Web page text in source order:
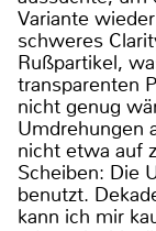
Variante
schweres
Rußpartikel,
transparenten
nicht genug
Umdrehungen
nicht etwa auf
Scheiben: Die
benutzt.
kann ich mir